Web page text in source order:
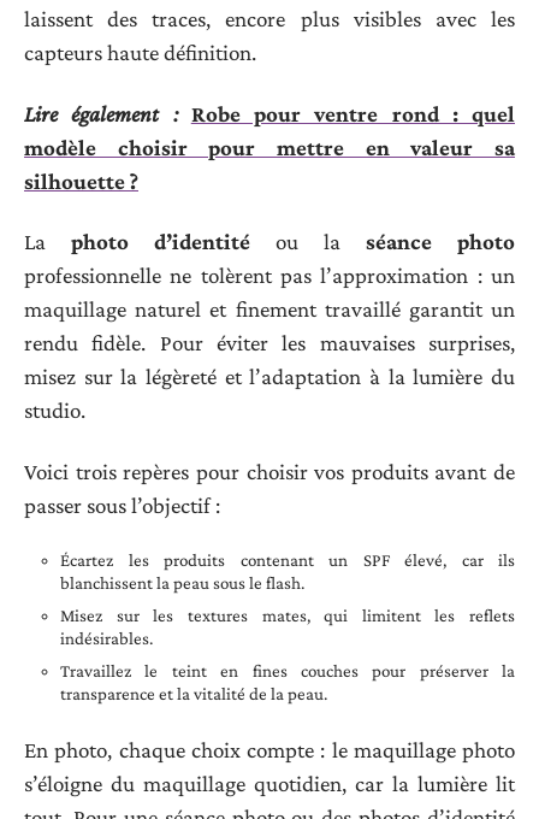
laissent des traces, encore plus visibles avec les
capteurs haute définition.
Lire également : Robe pour ventre rond : quel
modèle choisir pour mettre en valeur sa
silhouette ?
La photo d’identité ou la séance photo
professionnelle ne tolèrent pas l’approximation : un
maquillage naturel et finement travaillé garantit un
rendu fidèle. Pour éviter les mauvaises surprises,
misez sur la légèreté et l’adaptation à la lumière du
studio.
Voici trois repères pour choisir vos produits avant de
passer sous l’objectif :
Écartez les produits contenant un SPF élevé, car ils
blanchissent la peau sous le flash.
Misez sur les textures mates, qui limitent les reflets
indésirables.
Travaillez le teint en fines couches pour préserver la
transparence et la vitalité de la peau.
En photo, chaque choix compte : le maquillage photo
s’éloigne du maquillage quotidien, car la lumière lit